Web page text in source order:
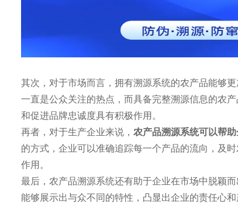
其次，对于市场而言，拥有溯源系统的农产品能够更
一直是公众关注的热点，而具备完整溯源信息的农
和促进品牌忠诚度具有积极作用。
再者，对于生产企业来说， 农产品溯源系统可以帮
的方式，企业可以准确追踪每一个产品的流向，及
作用。
最后，农产品溯源系统还有助于企业在市场中脱颖
能够展示出与众不同的特性，凸显出企业的责任心